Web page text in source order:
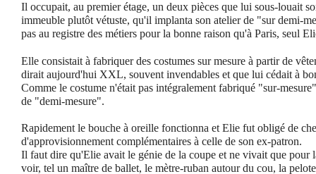
Il occupait, au premier étage, un deux pièces que lui sous-louait
immeuble plutôt vétuste, qu'il implanta son atelier de "sur demi-
pas au registre des métiers pour la bonne raison qu'à Paris, seul
Elle consistait à fabriquer des costumes sur mesure à partir de
dirait aujourd'hui XXL, souvent invendables et que lui cédait à
Comme le costume n'était pas intégralement fabriqué "sur-
de "demi-mesure".
Rapidement le bouche à oreille fonctionna et Elie fut obligé de
d'approvisionnement complémentaires à celle de son ex-patron.
Il faut dire qu'Elie avait le génie de la coupe et ne vivait que pour
voir, tel un maître de ballet, le mètre-ruban autour du cou, la